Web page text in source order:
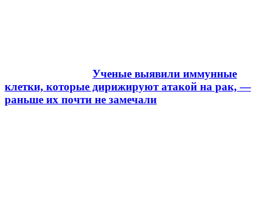
Ученые выявили иммунные
клетки, которые дирижируют атакой на рак, —
раньше их почти не замечали